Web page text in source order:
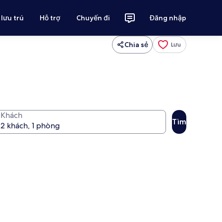
trú Hỗ trợ Chuyến đi Đăng nhập
Chia sẻ Lưu
Khách
Tìm